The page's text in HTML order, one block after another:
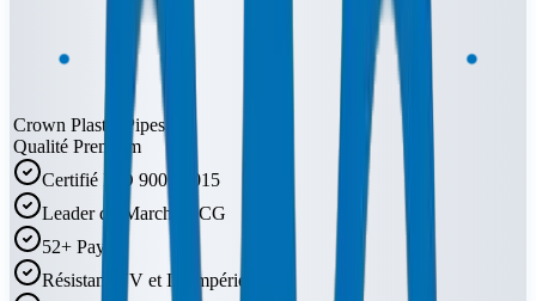
Crown Plastic Pipes
Qualité Premium
Certifié ISO 9001:2015
Leader du Marché CCG
52+ Pays
Résistant UV et Intempéries